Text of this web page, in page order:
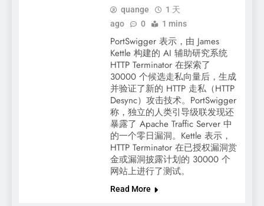
quange
1 天
ago
0 1 mins
PortSwigger 表示，由 James
Kettle 构建的 AI 辅助研究系统
HTTP Terminator 在探索了
30000 个候选走私向量后，生成
并验证了新的 HTTP 走私（HTTP
Desync）攻击技术。PortSwigger
称，独立的人类引导级联发现还
暴露了 Apache Traffic Server 中
的一个零日漏洞。Kettle 表示，
HTTP Terminator 在已授权漏洞赏
金或漏洞披露计划的 30000 个
网站上进行了测试。
Read More